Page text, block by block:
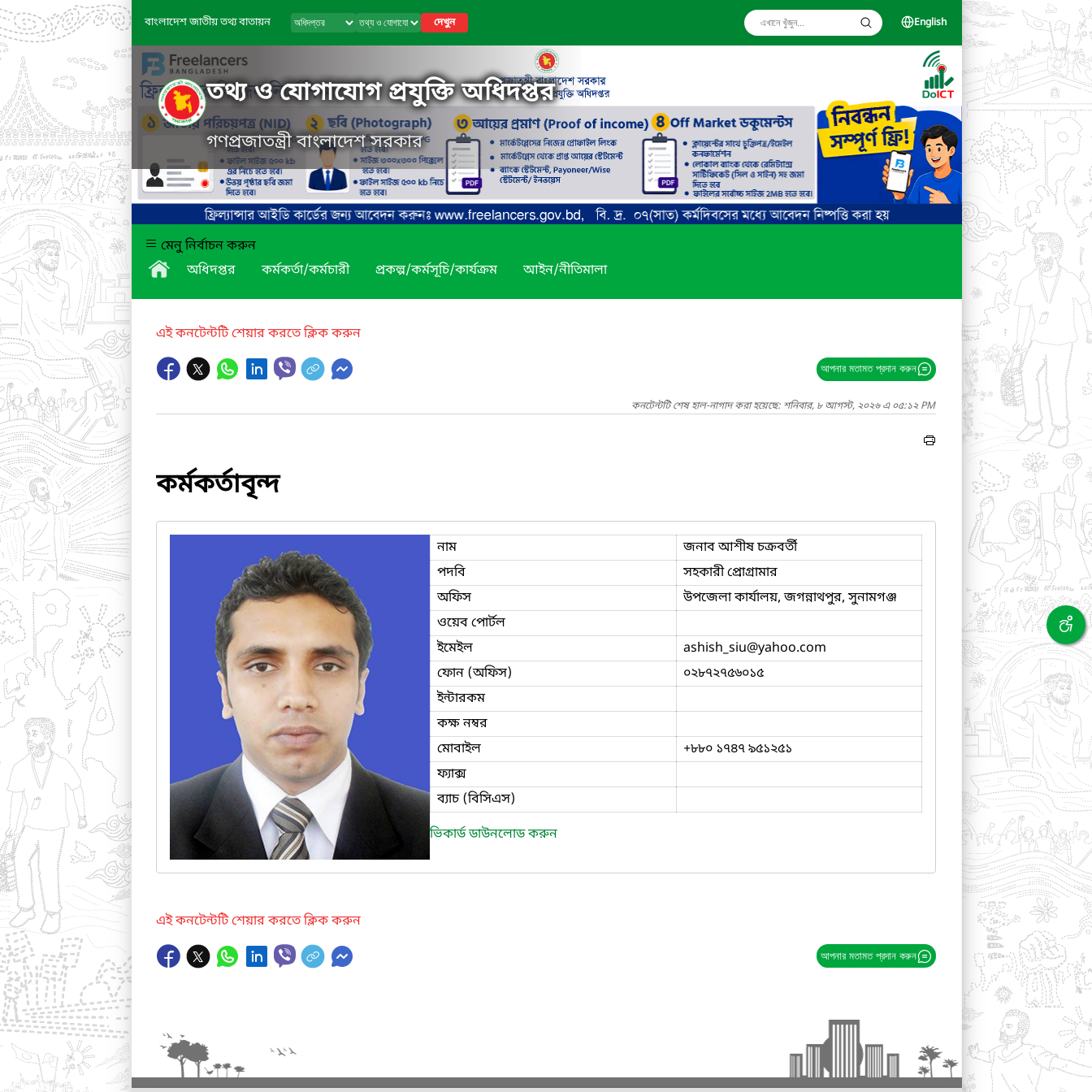
বাংলাদেশ জাতীয় তথ্য বাতায়ন দেখুন English
তথ্য ও যোগাযোগ প্রযুক্তি অধিদপ্তর
গণপ্রজাতন্ত্রী বাংলাদেশ সরকার
মেনু নির্বাচন করুন
অধিদপ্তর
কর্মকর্তা/কর্মচারী প্রকল্প/কর্মসূচি/কার্যক্রম আইন/নীতিমালা
এই কনটেন্টটি শেয়ার করতে ক্লিক করুন
আপনার মতামত প্রদান করুন
কনটেন্টটি শেষ হাল-নাগাদ করা হয়েছে: শনিবার, ৮ আগস্ট, ২০২৬ এ ০৫:১২ PM
কর্মকর্তাবৃন্দ
নাম
জনাব আশীষ চক্রবর্তী
পদবি
সহকারী প্রোগ্রামার
অফিস
উপজেলা কার্যালয়, জগন্নাথপুর, সুনামগঞ্জ
ওয়েব পোর্টল
ইমেইল
ashish_siu@yahoo.com
ফোন (অফিস)
০২৮৭২৭৫৬০১৫
ইন্টারকম
কক্ষ নম্বর
মোবাইল
+৮৮০ ১৭৪৭ ৯৫১২৫১
ফ্যাক্স
ব্যাচ (বিসিএস)
ভিকার্ড ডাউনলোড করুন
এই কনটেন্টটি শেয়ার করতে ক্লিক করুন
আপনার মতামত প্রদান করুন